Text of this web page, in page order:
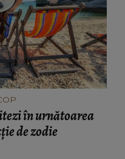
în urnătoarea
de zodie